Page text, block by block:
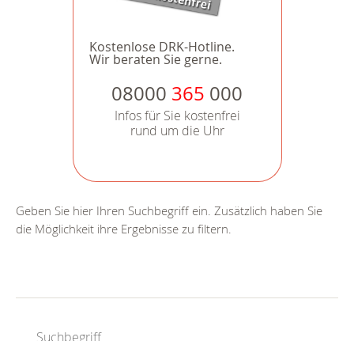
Kostenlose DRK-Hotline.
Wir beraten Sie gerne.
08000 365 000
Infos für Sie kostenfrei
rund um die Uhr
Geben Sie hier Ihren Suchbegriff ein. Zusätzlich haben Sie
die Möglichkeit ihre Ergebnisse zu filtern.